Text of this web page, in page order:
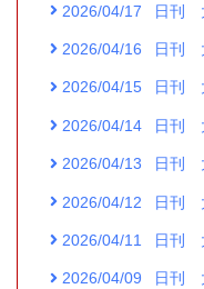
2026/04/17 日刊
2026/04/16 日刊
2026/04/15 日刊
2026/04/14 日刊
2026/04/13 日刊
2026/04/12 日刊
2026/04/11 日刊
2026/04/09 日刊